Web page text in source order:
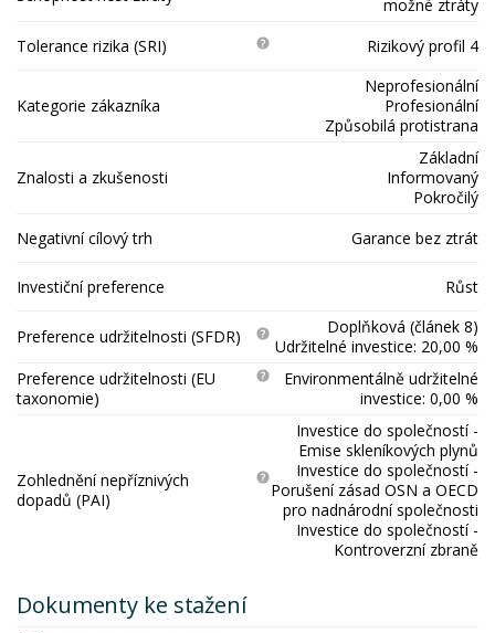
možné ztráty
Tolerance rizika (SRI)
Rizikový profil 4
Kategorie zákazníka
Neprofesionální
Profesionální
Způsobilá protistrana
Znalosti a zkušenosti
Základní
Informovaný
Pokročilý
Negativní cílový trh
Garance bez ztrát
Investiční preference Růst
Preference udržitelnosti (SFDR)
Doplňková (článek 8)
Udržitelné investice: 20,00 %
Preference udržitelnosti (EU
taxonomie)
Environmentálně udržitelné
investice: 0,00 %
Zohlednění nepříznivých
dopadů (PAI)
Investice do společností -
Emise skleníkových plynů
Investice do společností -
Porušení zásad OSN a OECD
pro nadnárodní společnosti
Investice do společností -
Kontroverzní zbraně
Dokumenty ke stažení